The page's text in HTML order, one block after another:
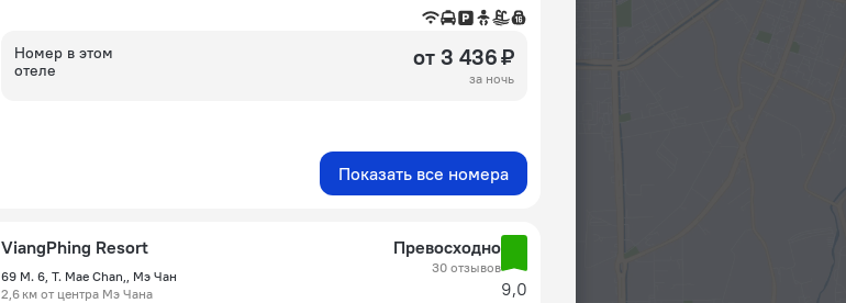
Номер в этом
отеле
от 3 436 ₽
за ночь
Показать все номера
ViangPhing Resort
69 M. 6, T. Mae Chan,, Мэ Чан
2,6 км от центра Мэ Чана
Превосходно
30 отзывов
9,0